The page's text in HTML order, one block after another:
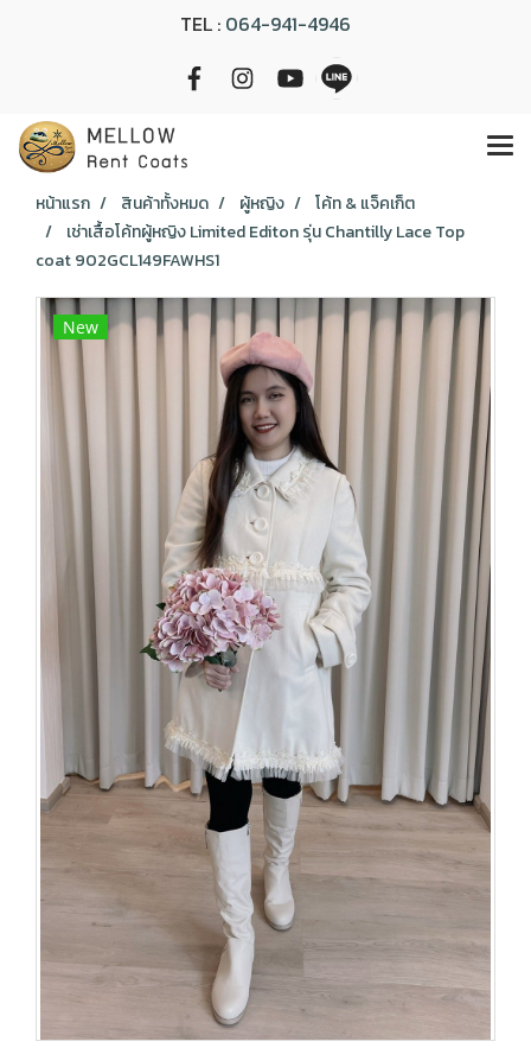
TEL : 064-941-4946
หน้าแรก สินค้าทั้งหมด ผู้หญิง
โค้ท & แจ็คเก็ต
เช่าเสื้อโค้ทผู้หญิง Limited Editon รุ่น Chantilly Lace Top
coat 902GCL149FAWHS1
New